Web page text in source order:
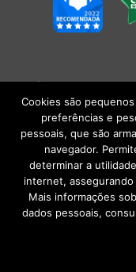
POLÍTICA DE
GERAIS DE VENDA| Alberto
Cookies são
preferências e
pessoais, que são
navegador.
determinar a
internet,
Mais informações
dados pessoais,